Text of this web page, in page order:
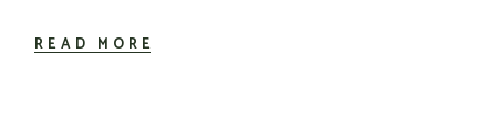
READ MORE